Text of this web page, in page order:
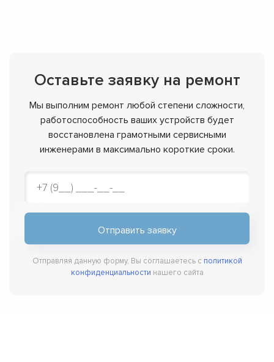
Оставьте заявку на ремонт
Мы выполним ремонт любой степени сложности,
работоспособность ваших устройств будет
восстановлена грамотными сервисными
инженерами в максимально короткие сроки.
Отправляя данную форму, Вы соглашаетесь с политикой
конфиденциальности нашего сайта